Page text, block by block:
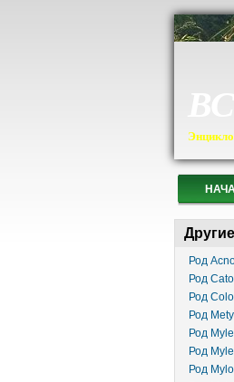
Род
Род
Род
Род
Род
Род
Род